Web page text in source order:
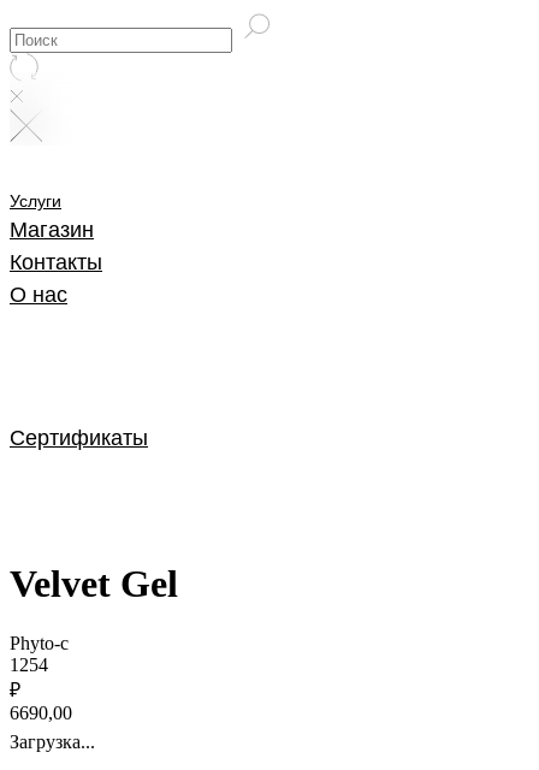
Услуги
Магазин
Контакты
О нас
Сертификаты
Velvet Gel
Phyto-c
1254
₽
6690,00
Загрузка...